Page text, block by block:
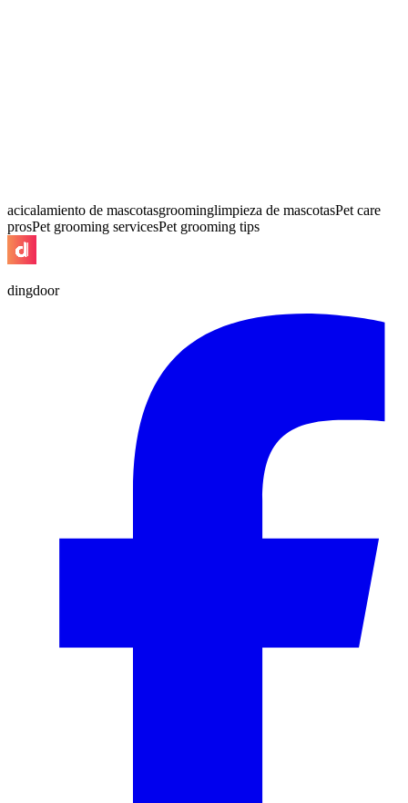
acicalamiento de mascotasgroominglimpieza de mascotasPet care
prosPet grooming servicesPet grooming tips
dingdoor